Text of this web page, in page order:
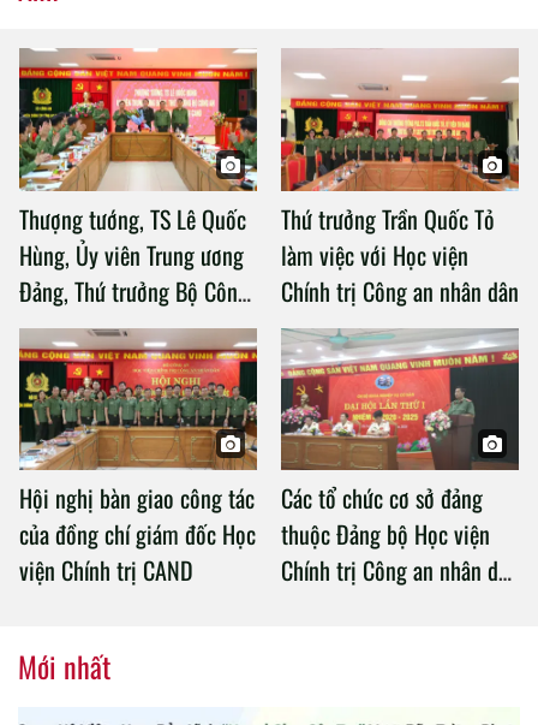
Thượng tướng, TS Lê Quốc
Hùng, Ủy viên Trung ương
Đảng, Thứ trưởng Bộ Công
an làm việc với Học viện
Chính trị Công an nhân dân
Thứ trưởng Trần Quốc Tỏ
làm việc với Học viện
Chính trị Công an nhân dân
Hội nghị bàn giao công tác
của đồng chí giám đốc Học
viện Chính trị CAND
Các tổ chức cơ sở đảng
thuộc Đảng bộ Học viện
Chính trị Công an nhân dân
Mới nhất